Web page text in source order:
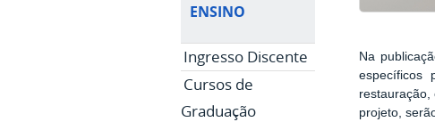
ENSINO
Ingresso Discente
Cursos de
Graduação
Na
específicos
restauração,
projeto,